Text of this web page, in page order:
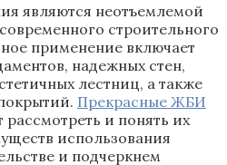
являются неотъемлемой
строительного
применение включает
надежных стен,
лестниц, а также
Прекрасные ЖБИ
рассмотреть и понять их
использования
и подчеркнем